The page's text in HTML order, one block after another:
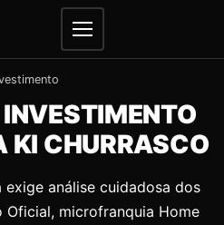
KI CHURRASCO
análise cuidadosa dos
Oficial, microfranquia Home